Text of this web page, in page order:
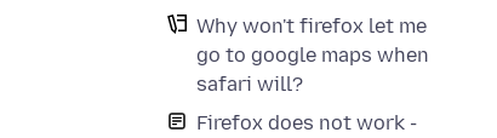
Why won't firefox let me
go to google maps when
safari will?
Firefox does not work -